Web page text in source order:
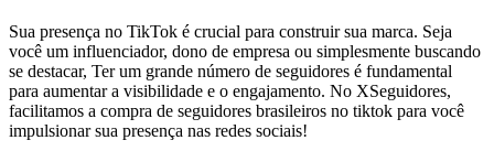
Sua presença no TikTok é crucial para construir sua marca. Seja
você um influenciador, dono de empresa ou simplesmente buscando
se destacar, Ter um grande número de seguidores é fundamental
para aumentar a visibilidade e o engajamento. No XSeguidores,
facilitamos a compra de seguidores brasileiros no tiktok para você
impulsionar sua presença nas redes sociais!